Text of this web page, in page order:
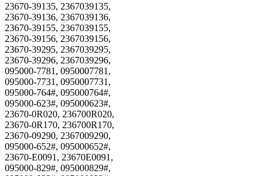
23670-39135, 2367039135,
23670-39136, 2367039136,
23670-39155, 2367039155,
23670-39156, 2367039156,
23670-39295, 2367039295,
23670-39296, 2367039296,
095000-7781, 0950007781,
095000-7731, 0950007731,
095000-764#, 095000764#,
095000-623#, 095000623#,
23670-0R020, 236700R020,
23670-0R170, 236700R170,
23670-09290, 2367009290,
095000-652#, 095000652#,
23670-E0091, 23670E0091,
095000-829#, 095000829#,